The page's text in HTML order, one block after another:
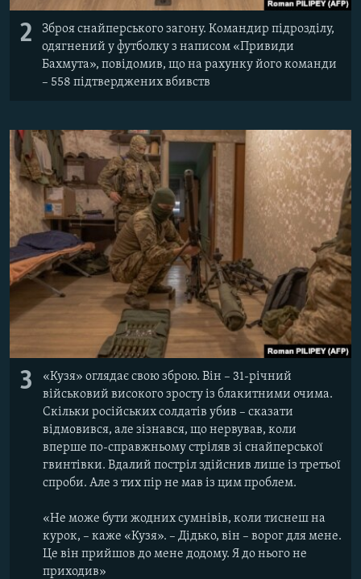
2
Зброя снайперського загону. Командир підрозділу,
одягнений у футболку з написом «Привиди
Бахмута», повідомив, що на рахунку його команди
– 558 підтверджених вбивств
3
«Кузя» оглядає свою зброю. Він – 31-річний
військовий високого зросту із блакитними очима.
Скільки російських солдатів убив – сказати
відмовився, але зізнався, що нервував, коли
вперше по-справжньому стріляв зі снайперської
гвинтівки. Вдалий постріл здійснив лише із третьої
спроби. Але з тих пір не мав із цим проблем.
«Не може бути жодних сумнівів, коли тиснеш на
курок, – каже «Кузя». – Дідько, він – ворог для мене.
Це він прийшов до мене додому. Я до нього не
приходив»